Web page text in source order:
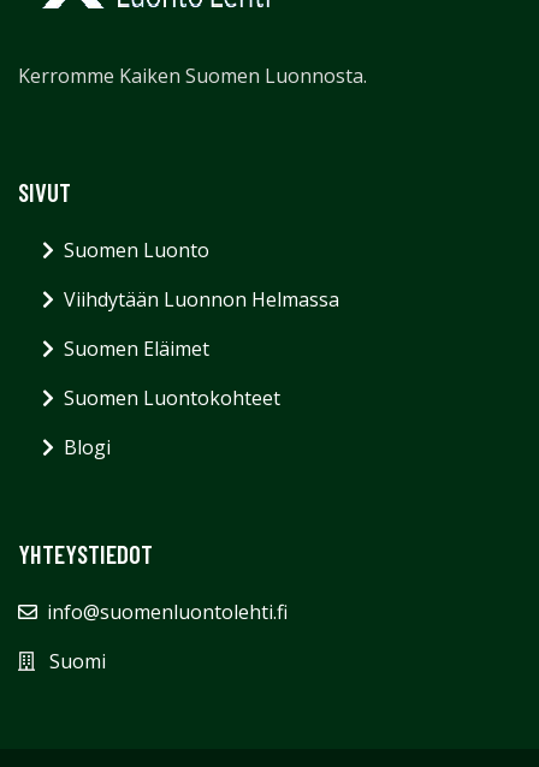
Kerromme Kaiken Suomen Luonnosta.
SIVUT
Suomen Luonto
Viihdytään Luonnon Helmassa
Suomen Eläimet
Suomen Luontokohteet
Blogi
YHTEYSTIEDOT
info@suomenluontolehti.fi
Suomi